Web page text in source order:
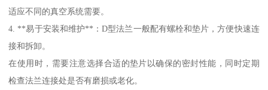
适应不同的真空系统需要。
4. **易于安装和维护**：D型法兰一般配有螺栓和垫片，方便快速连
接和拆卸。
在使用时，需要注意选择合适的垫片以确保的密封性能，同时定期
检查法兰连接处是否有磨损或老化。